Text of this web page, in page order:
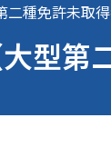
種免許未取
型第